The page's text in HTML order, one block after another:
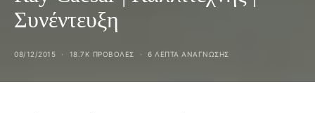
Συνέντευξη
08/12/2015 18.7K ΠΡΟΒΟΛΕΣ 6 ΛΕΠΤΑ ΑΝΆΓΝΩΣΗΣ